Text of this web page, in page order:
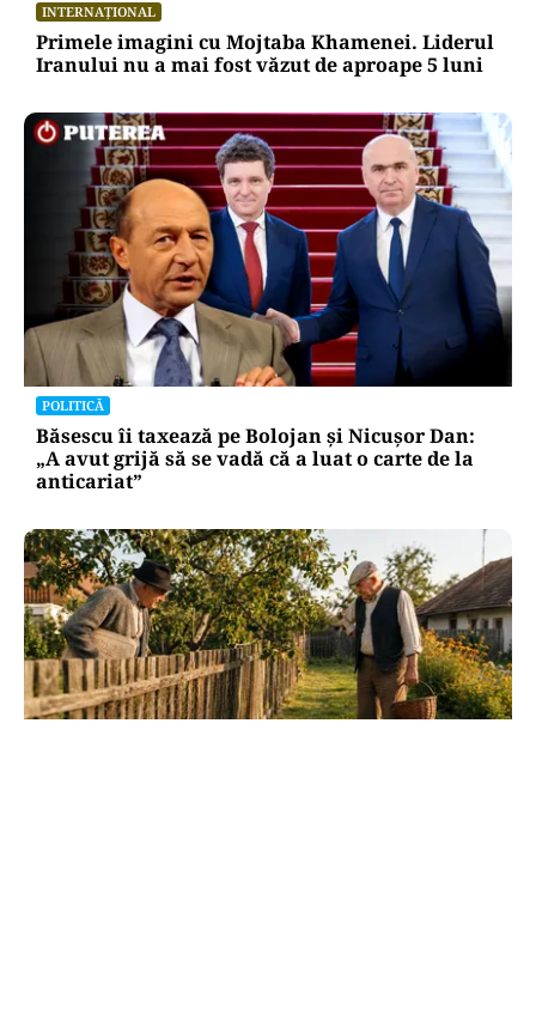
INTERNAȚIONAL
Primele imagini cu Mojtaba Khamenei. Liderul
Iranului nu a mai fost văzut de aproape 5 luni
POLITICĂ
Băsescu îi taxează pe Bolojan și Nicușor Dan:
„A avut grijă să se vadă că a luat o carte de la
anticariat”